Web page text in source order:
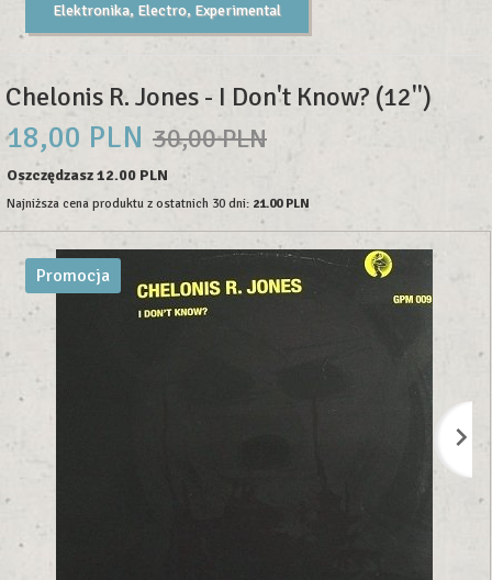
Elektronika, Electro, Experimental
Chelonis R. Jones - I Don't Know? (12'')
18,00 PLN 30,00 PLN
Oszczędzasz 12.00 PLN
Najniższa cena produktu z ostatnich 30 dni: 21.00 PLN
Promocja